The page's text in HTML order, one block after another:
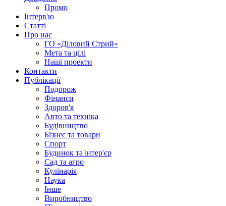
Промо
Інтерв'ю
Статті
Про нас
ГО «Діловий Стрий»
Мета та цілі
Наші проекти
Контакти
Публікації
Подорож
Фінанси
Здоров'я
Авто та техніка
Будівництво
Бізнес та товари
Спорт
Будинок та інтер'єр
Сад та агро
Кулінарія
Наука
Інше
Виробництво